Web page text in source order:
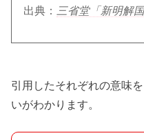
出典： 三省堂「新明解
引用したそれぞれの意味
いがわかります。